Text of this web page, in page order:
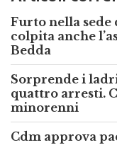
Articoli
Furto nella sede
colpita anche
Bedda
Sorprende i ladri
quattro arresti.
minorenni